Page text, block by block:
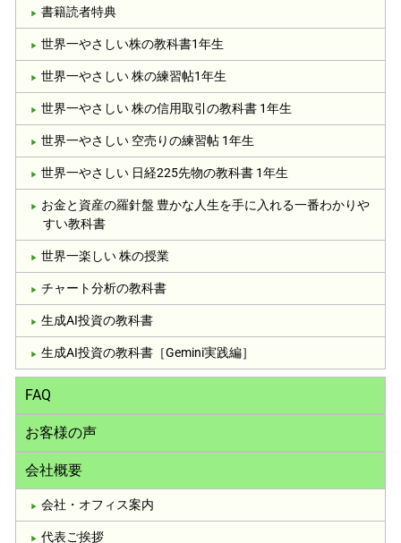
書籍読者特典
世界一やさしい株の教科書1年生
世界一やさしい 株の練習帖1年生
世界一やさしい 株の信用取引の教科書 1年生
世界一やさしい 空売りの練習帖 1年生
世界一やさしい 日経225先物の教科書 1年生
お金と資産の羅針盤 豊かな人生を手に入れる一番わかりや
すい教科書
世界一楽しい 株の授業
チャート分析の教科書
生成AI投資の教科書
生成AI投資の教科書［Gemini実践編］
FAQ
お客様の声
会社概要
会社・オフィス案内
代表ご挨拶